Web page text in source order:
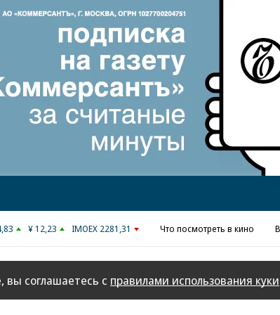
Реклама в «Ъ»
¥ 12,23 IMOEX 2281,31 Что посмотреть в кино
вы соглашаетесь с правилами использования куки